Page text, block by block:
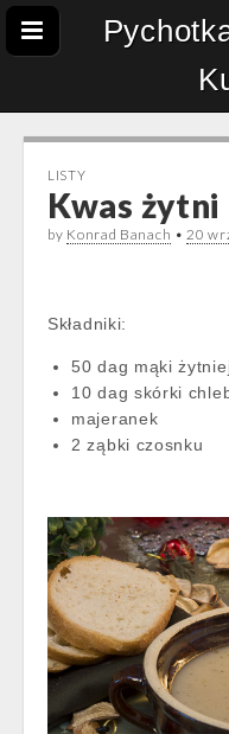
LISTY
Kwas żytni
by Konrad Banach •20
Składniki:
50 dag mąki
10 dag skórki
majeranek
2 ząbki czosnku